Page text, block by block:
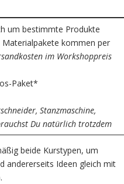
um bestimmte Produkte
Materialpakete kommen per
im Workshoppreis
Paket*
Stanzmaschine,
Du natürlich trotzdem
beide Kurstypen, um
andererseits Ideen gleich mit